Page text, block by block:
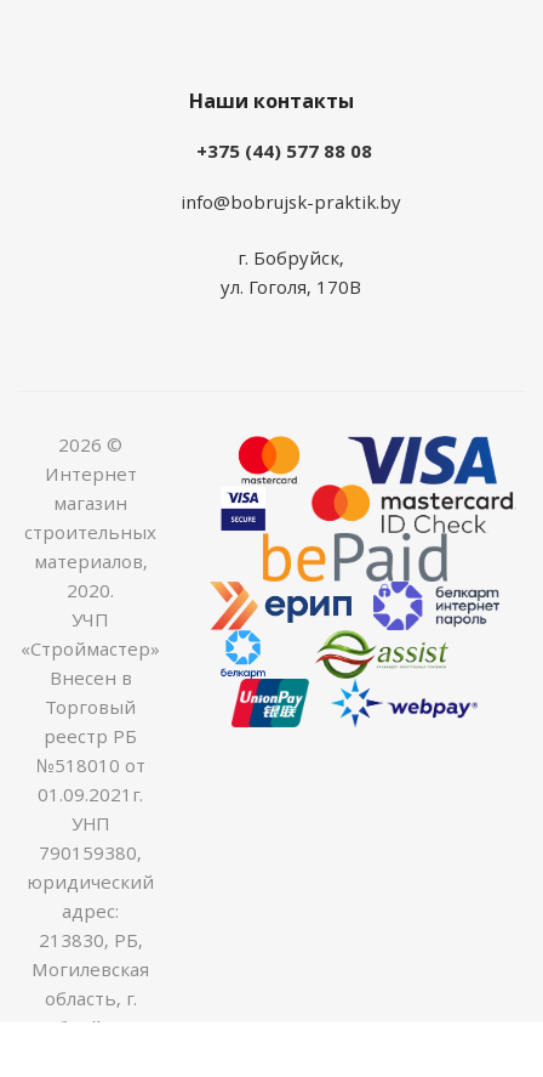
Наши контакты
+375 (44) 577 88 08
info@bobrujsk-praktik.by
г. Бобруйск,
ул. Гоголя, 170В
2026 ©
Интернет
магазин
строительных
материалов,
2020.
УЧП
«Строймастер»
Внесен в
Торговый
реестр РБ
№518010 от
01.09.2021г.
УНП
790159380,
юридический
адрес:
213830, РБ,
Могилевская
область, г.
Бобруйск ул.